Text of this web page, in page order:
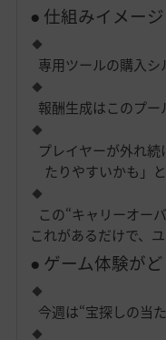
● 仕組みイメージ
専用ツールの購入
報酬生成はこのプー
プレイヤーが外れ
たりやすいかも」
この“キャリーオー
これがあるだけで、
● ゲーム体験が
今週は“宝探しの当